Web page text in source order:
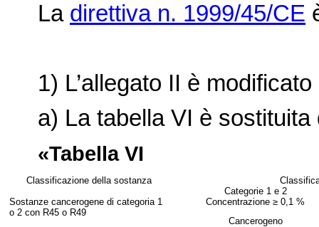
La direttiva n. 1999/45/CE
1) L’allegato II è modificato
a) La tabell a VI è sostituita
«Tabella VI
Classificazione della sostanza
Categorie 1 e 2
Sostanze cancerogene di categoria 1
o 2 con R45 o R49
Concentrazione ≥ 0,1 %
Cancerogeno